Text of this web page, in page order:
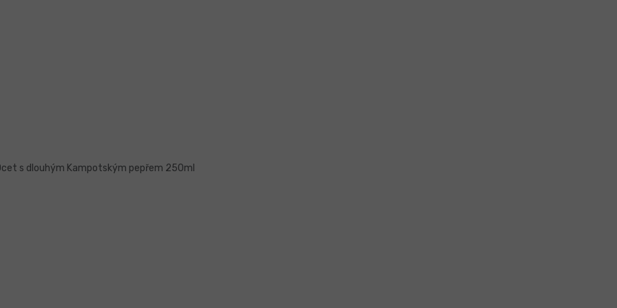
s dlouhým Kampotským pepřem 250ml